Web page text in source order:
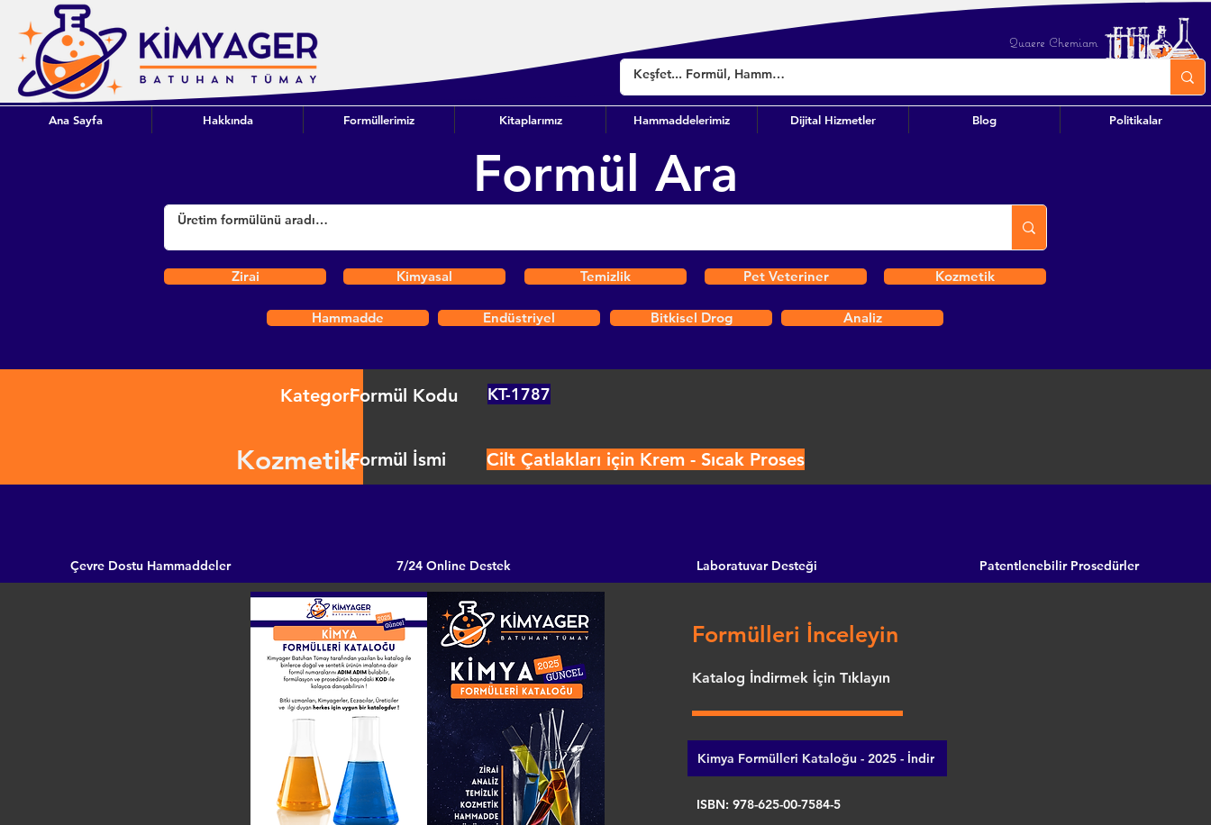
Quaere Chemiam
Ana Sayfa Hakkında Formüllerimiz Kitaplarımız Hammaddelerimiz Dijital Hizmetler Blog Politikalar
Formül Ara
Zirai Kimyasal Temizlik Pet Veteriner Kozmetik
Hammadde Endüstriyel Bitkisel Drog Analiz
Kategori
Kozmetik
Formül Kodu KT-1787
Formül İsmi Cilt Çatlakları için Krem - Sıcak Proses
Çevre Dostu Hammaddeler 7/24 Online Destek Laboratuvar Desteği Patentlenebilir Prosedürler
Formülleri İnceleyin
Katalog İndirmek İçin Tıklayın
Kimya Formülleri Kataloğu - 2025 - İndir
ISBN: 978-625-00-7584-5